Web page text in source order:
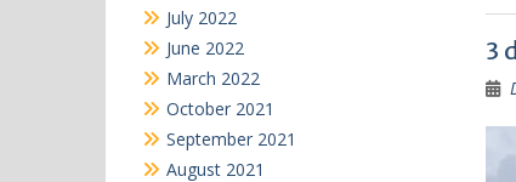
3
July 2022
June 2022
March 2022
October 2021
September 2021
August 2021